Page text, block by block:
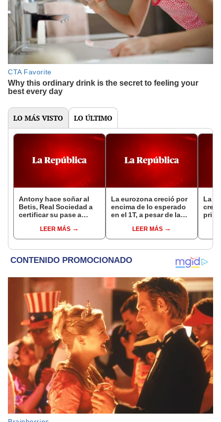
LO MÁS VISTO LO ÚLTIMO
Antony hace soñar al
Betis, Real Sociedad a
certificar su pase a
LEER MÁS
La eurozona creció por
encima de lo esperado
en el 1T, a pesar de la
LEER MÁS
La